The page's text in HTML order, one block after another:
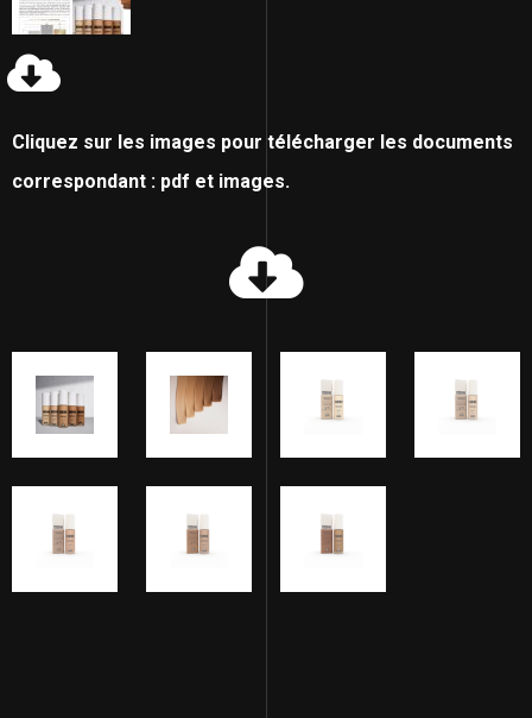
Cliquez sur les images pour télécharger les documents
correspondant : pdf et images.